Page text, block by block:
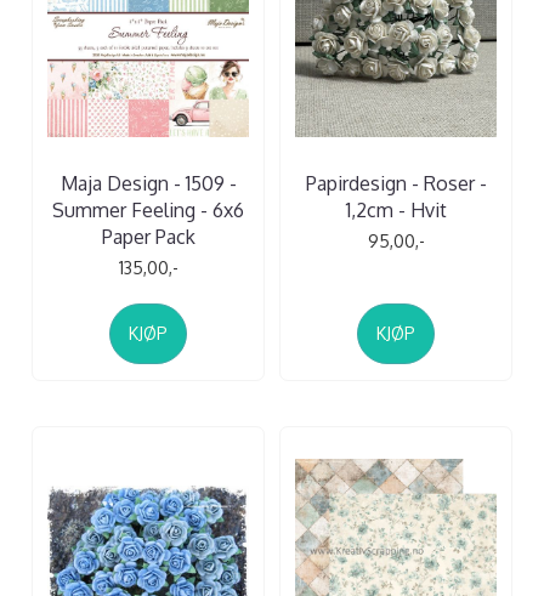
Maja Design - 1509 -
Summer Feeling - 6x6
Paper Pack
135,00,-
KJØP
Papirdesign - Roser -
1,2cm - Hvit
95,00,-
KJØP